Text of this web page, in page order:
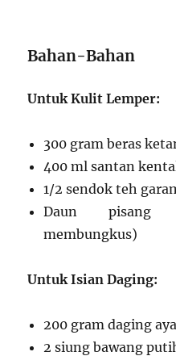
Bahan-Bahan
Untuk Kulit Lemper:
300 gram beras
400 ml santan
1/2 sendok teh
Daun pisang
membungkus)
Untuk Isian Daging:
200 gram daging
2 siung bawang